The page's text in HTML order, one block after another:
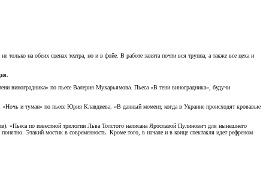
на обеих сценах театра, но и в фойе. В работе занята почти вся труппа, а также все цеха и
виноградника» по пьесе Валерия Мухарьямова. Пьеса «В тени виноградника», будучи
и туман» по пьесе Юрия Клавдиева. «В данный момент, когда в Украине происходят кровавые
«Пьеса по известной трилогии Льва Толстого написана Ярославой Пулинович для нынешнего
Этакий мостик в современность. Кроме того, в начале и в конце спектакля идет рефреном